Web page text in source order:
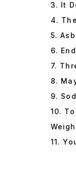
3. It
4.
5.
6.
7.
8.
9.
10.
11.